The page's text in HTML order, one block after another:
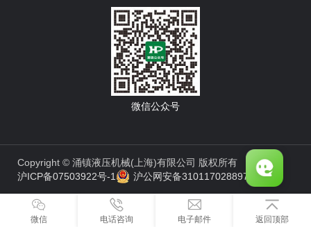
微信公众号
Copyright © 涌镇液压机械(上海)有限公司 版权所有
沪ICP备07503922号-1
沪公网安备31011702889776号
微信 电话咨询 电子邮件 返回顶部